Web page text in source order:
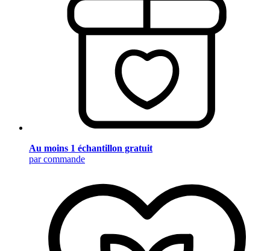
Au moins 1 échantillon gratuit
par commande